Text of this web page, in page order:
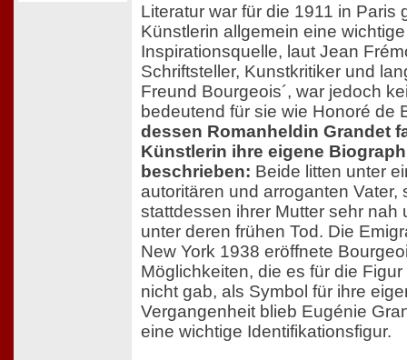
Literatur war für die 1911 in Paris
Künstlerin allgemein eine wichtige
Inspirationsquelle, laut Jean
Schriftsteller, Kunstkritiker und
Freund Bourgeois´, war jedoch
bedeutend für sie wie Honoré de
dessen Romanheldin Grandet
Künstlerin ihre eigene
beschrieben: Beide litten unter
autoritären und arroganten Vater,
stattdessen ihrer Mutter sehr nah
unter deren frühen Tod. Die
New York 1938 eröffnete
Möglichkeiten, die es für die
nicht gab, als Symbol für ihre
Vergangenheit blieb Eugénie
eine wichtige Identifikationsfigur.